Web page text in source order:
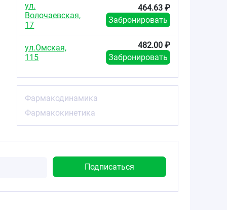
ул.
Волочаевская,
17
464.63 ₽
Забронировать
ул.Омская,
115
482.00 ₽
Забронировать
Фармакодинамика
Фармакокинетика